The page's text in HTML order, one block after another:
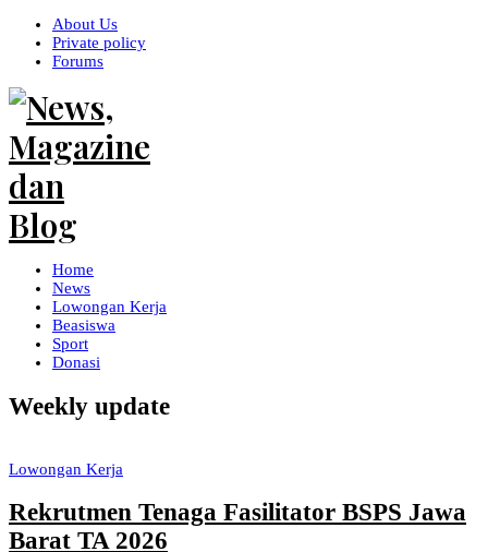
About Us
Private policy
Forums
Home
News
Lowongan Kerja
Beasiswa
Sport
Donasi
Weekly update
Lowongan Kerja
Rekrutmen Tenaga Fasilitator BSPS Jawa
Barat TA 2026